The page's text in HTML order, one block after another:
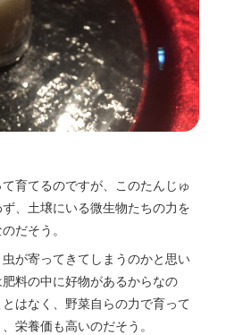
育てるのですが、このたんじゅ
、土壌にいる微生物たちの力を
だそう。
が寄ってきてしまうのかと思い
料の中に好物があるからなの
はなく、野菜自らの力で育って
栄養価も高いのだそう。